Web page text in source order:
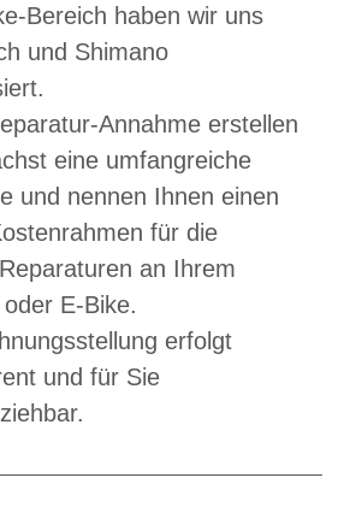
Bereich haben wir uns
und Shimano
Annahme erstellen
eine umfangreiche
und nennen Ihnen einen
für die
an Ihrem
E-Bike.
erfolgt
und für Sie